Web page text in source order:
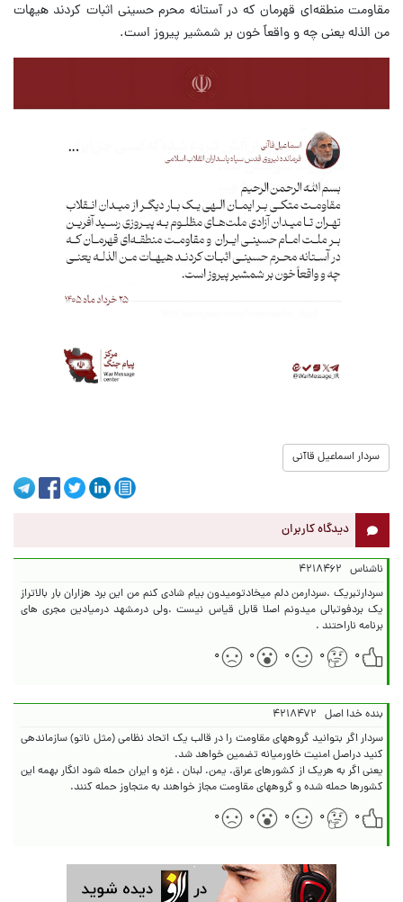
مقاومت منطقه‌ای قهرمان که در آستانه محرم حسینی اثبات کردند هیهات
من الذله یعنی چه و واقعاً خون بر شمشیر پیروز است.
سردار اسماعیل قاآنی
دیدگاه کاربران
ناشناس ۴۲۱۸۴۶۲
سردارتبریک .سردارمن دلم میخادتومیدون بیام شادی کنم من این برد هزاران بار بالاتراز
یک بردفوتبالی میدونم اصلا قابل قیاس نیست .ولی درمشهد درمیادین مجری های
برنامه ناراحتند .
۰
۰ ۰ ۰ ۰
بنده خدا اصل ۴۲۱۸۴۷۲
سردار اگر بتوانید گروههای مقاومت را در قالب یک اتحاد نظامی (مثل ناتو) سازماندهی
یعنی اگر به هریک از کشورهای عراق. یمن. لبنان . غزه و ایران حمله شود انگار بهمه این
کشورها حمله شده و گروههای مقاومت مجاز خواهند به متجاوز حمله کنند.
۰
۰ ۰ ۰ ۰